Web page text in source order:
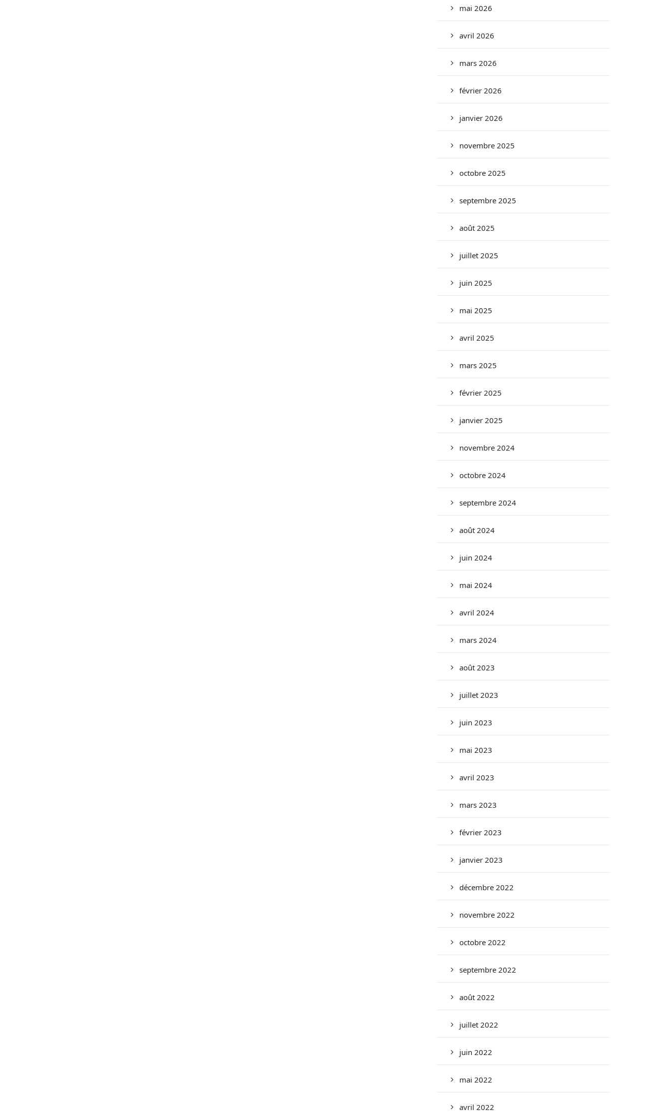
mai 2026
avril 2026
mars 2026
février 2026
janvier 2026
novembre 2025
octobre 2025
septembre 2025
août 2025
juillet 2025
juin 2025
mai 2025
avril 2025
mars 2025
février 2025
janvier 2025
novembre 2024
octobre 2024
septembre 2024
août 2024
juin 2024
mai 2024
avril 2024
mars 2024
août 2023
juillet 2023
juin 2023
mai 2023
avril 2023
mars 2023
février 2023
janvier 2023
décembre 2022
novembre 2022
octobre 2022
septembre 2022
août 2022
juillet 2022
juin 2022
mai 2022
avril 2022